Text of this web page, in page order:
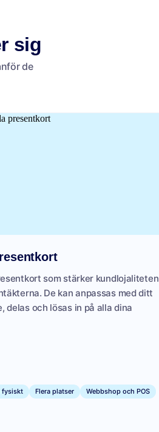
sig
de
som stärker kundlojaliteten
De kan anpassas med ditt
delas och lösas in på alla dina
fysiskt Flera platser Webbshop och POS